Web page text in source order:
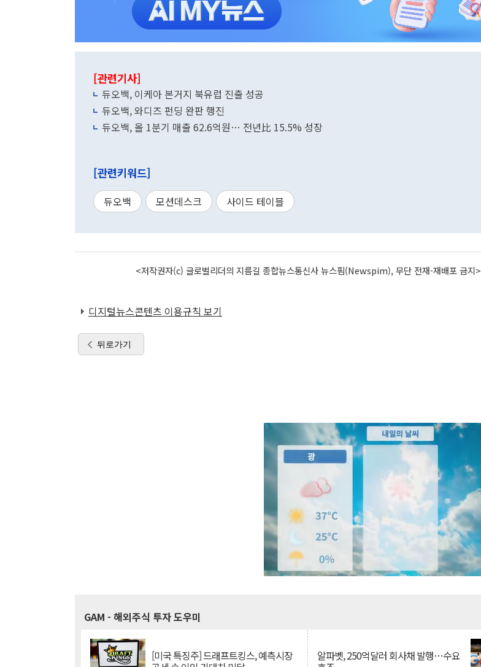
[관련기사]
듀오백, 이케아 본거지 북유럽 진출 성공
듀오백, 와디즈 펀딩 완판 행진
듀오백, 올 1분기 매출 62.6억원… 전년比 15.5% 성장
[관련키워드]
듀오백 모션데스크 사이드 테이블
<저작권자(c) 글로벌리더의 지름길 종합뉴스통신사 뉴스핌(Newspim), 무단 전재-재배포 금지>
디지털뉴스콘텐츠 이용규칙 보기
뒤로가기
GAM - 해외주식 투자 도우미
[미국 특징주] 드래프트킹스, 예측시장 알파벳, 250억달러 회사채 발행…수요